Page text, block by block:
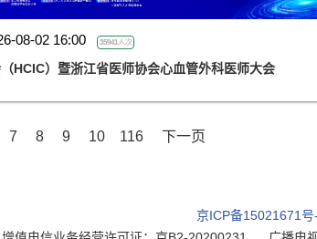
08-02 16:00 35941人次
HCIC）暨浙江省医师协会心血管外科医师大会
7 8 9 10 116 下一页
京ICP备15021671号